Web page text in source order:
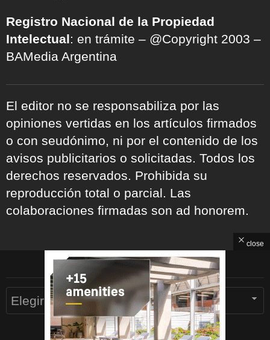
Registro Nacional de la Propiedad
Intelectual: en trámite – @Copyright 2003 –
BAMedia Argentina
El editor no se responsabiliza por las
opiniones vertidas en los artículos firmados
o con seudónimo, ni por el contenido de los
avisos publicitarios o solicitadas. Todos los
derechos reservados. Prohibida su
reproducción total o parcial. Las
colaboraciones firmadas son ad honorem.
ARCHIVOS
Archivos
close